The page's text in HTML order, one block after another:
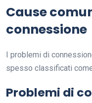
Cause
connessione
I problemi di
spesso classificati
Problemi di